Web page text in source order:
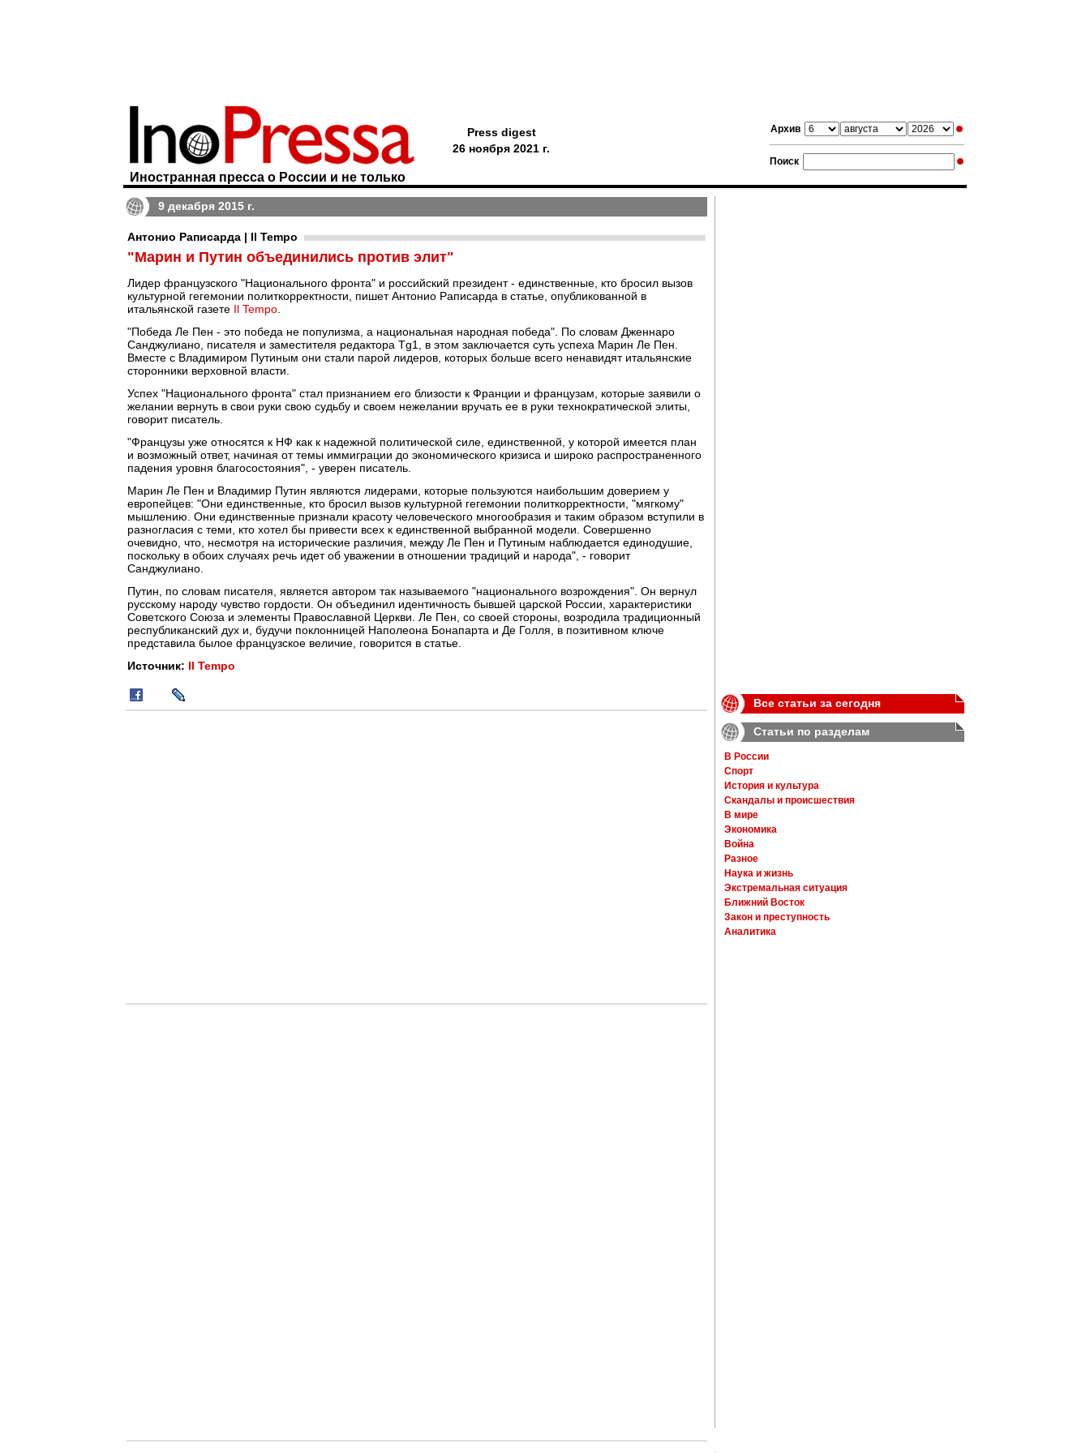
Архив
Поиск
Иностранная пресса о России и не только
Press digest
26 ноября 2021 г.
9 декабря 2015 г.
Антонио Раписарда | Il Tempo
"Марин и Путин объединились против элит"
Лидер французского "Национального фронта" и российский президент - единственные, кто бросил вызов
культурной гегемонии политкорректности, пишет Антонио Раписарда в статье, опубликованной в
итальянской газете Il Tempo
"Победа Ле Пен - это победа не популизма, а национальная народная победа". По словам Дженнаро
Санджулиано, писателя и заместителя редактора Tg1, в этом заключается суть успеха Марин Ле Пен.
Вместе с Владимиром Путиным они стали парой лидеров, которых больше всего ненавидят итальянские
сторонники верховной власти.
Успех "Национального фронта" стал признанием его близости к Франции и французам, которые заявили о
желании вернуть в свои руки свою судьбу и своем нежелании вручать ее в руки технократической элиты,
говорит писатель.
"Французы уже относятся к НФ как к надежной политической силе, единственной, у которой имеется план
и возможный ответ, начиная от темы иммиграции до экономического кризиса и широко распространенного
падения уровня благосостояния", - уверен писатель.
Марин Ле Пен и Владимир Путин являются лидерами, которые пользуются наибольшим доверием у
европейцев: "Они единственные, кто бросил вызов культурной гегемонии политкорректности, "мягкому"
мышлению. Они единственные признали красоту человеческого многообразия и таким образом вступили в
разногласия с теми, кто хотел бы привести всех к единственной выбранной модели. Совершенно
очевидно, что, несмотря на исторические различия, между Ле Пен и Путиным наблюдается единодушие,
поскольку в обоих случаях речь идет об уважении в отношении традиций и народа", - говорит
Санджулиано.
Путин, по словам писателя, является автором так называемого "национального возрождения". Он вернул
русскому народу чувство гордости. Он объединил идентичность бывшей царской России, характеристики
Советского Союза и элементы Православной Церкви. Ле Пен, со своей стороны, возродила традиционный
республиканский дух и, будучи поклонницей Наполеона Бонапарта и Де Голля, в позитивном ключе
представила былое французское величие, говорится в статье.
Источник: Il Tempo
Все статьи за сегодня
Статьи по разделам
В России
Спорт
История и культура
Скандалы и происшествия
В мире
Экономика
Война
Разное
Наука и жизнь
Экстремальная ситуация
Ближний Восток
Закон и преступность
Аналитика